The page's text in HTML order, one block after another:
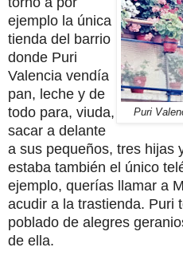
Puri
ejemplo la única
tienda del barrio
donde Puri
Valencia vendía
pan, leche y de
todo para, viuda,
sacar a delante
a sus pequeños, tres hijas
estaba también el único
ejemplo, querías llamar a
acudir a la trastienda. Puri
poblado de alegres
de ella.